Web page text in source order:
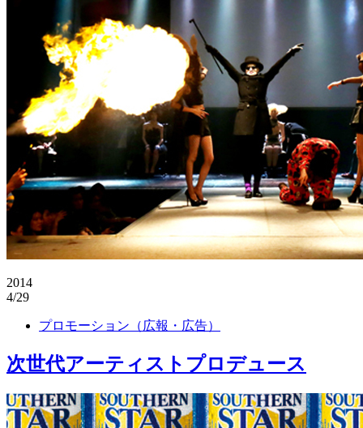
2014
4/29
プロモーション（広報・広告）
次世代アーティストプロデュース